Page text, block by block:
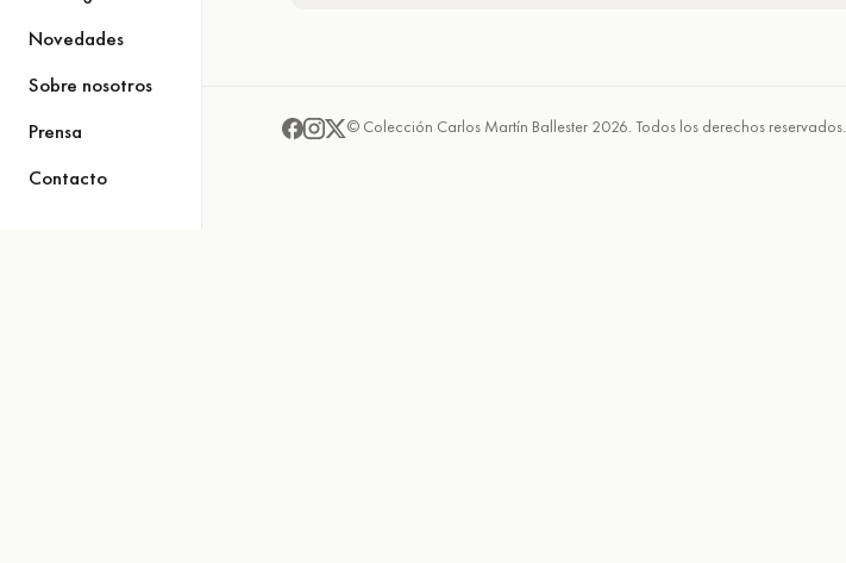
Novedades
Sobre nosotros
Prensa
Contacto
© Colección Carlos Martín Ballester 2026. Todos los derechos reservados.